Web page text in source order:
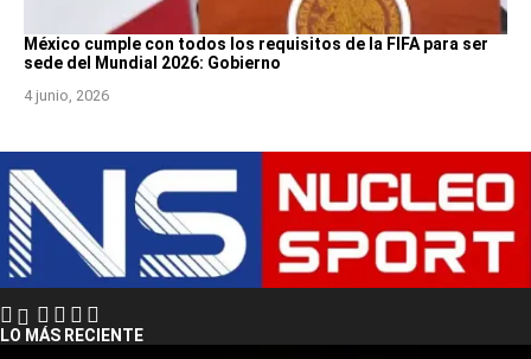
México cumple con todos los requisitos de la FIFA para ser
sede del Mundial 2026: Gobierno
4 junio, 2026
LO MÁS RECIENTE